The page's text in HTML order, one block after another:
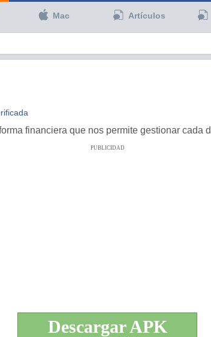
Mac Artículos
financiera que nos permite gestionar
PUBLICIDAD
Descargar APK